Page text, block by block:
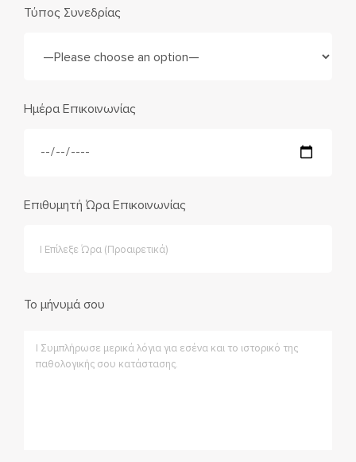
Τύπος Συνεδρίας
Ημέρα Επικοινωνίας
Επιθυμητή Ώρα Επικοινωνίας
Το μήνυμά σου